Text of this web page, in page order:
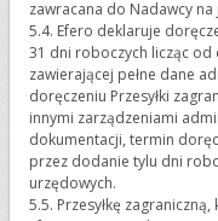
zawracana do Nadawcy na
5.4. Efero deklaruje
31 dni roboczych licząc od
zawierającej pełne dane
doręczeniu Przesyłki
innymi zarządzeniami
dokumentacji, termin
przez dodanie tylu dni
urzędowych.
5.5. Przesyłkę